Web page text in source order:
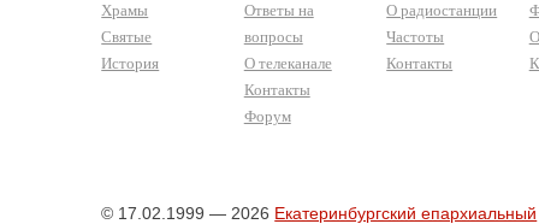
Храмы
Святые
История
Ответы на
вопросы
О телеканале
Контакты
Форум
О радиостанции
Частоты
Контакты
© 17.02.1999 — 2026 Екатеринбургский епархиальный